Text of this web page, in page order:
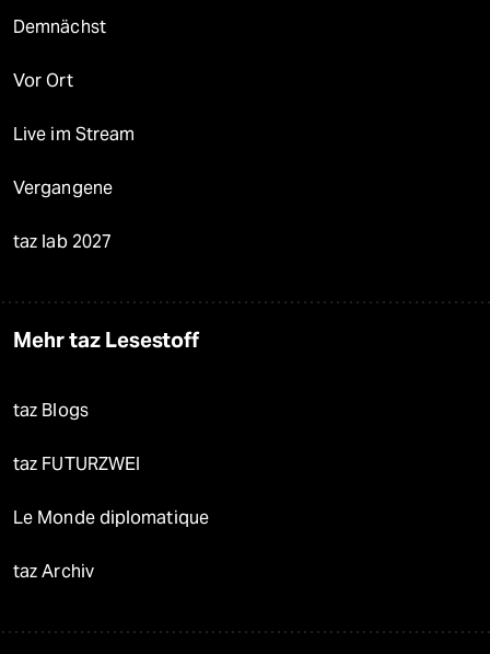
Demnächst
Vor Ort
Live im Stream
Vergangene
taz lab 2027
Mehr taz Lesestoff
taz Blogs
taz FUTURZWEI
Le Monde diplomatique
taz Archiv